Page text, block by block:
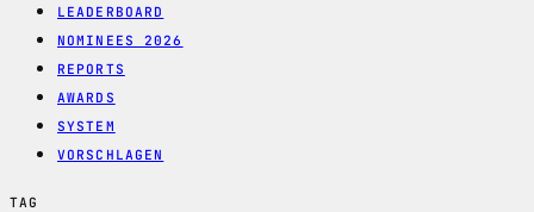
LEADERBOARD
NOMINEES 2026
REPORTS
AWARDS
SYSTEM
VORSCHLAGEN
TAG